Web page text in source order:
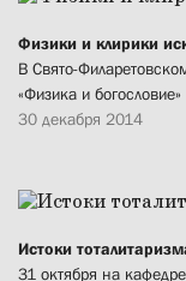
Физики и клирики
В Свято-
«Физика и богословие»
30 декабря 2014
Истоки
31 октября на